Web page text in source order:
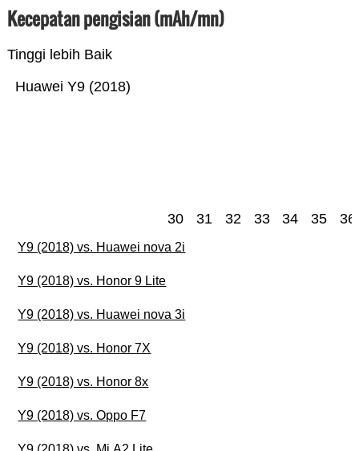
Kecepatan pengisian (mAh/mn)
Tinggi lebih Baik
Huawei Y9 (2018)
30 31 32 33 34 35 36
Y9 (2018) vs. Huawei nova 2i
Y9 (2018) vs. Honor 9 Lite
Y9 (2018) vs. Huawei nova 3i
Y9 (2018) vs. Honor 7X
Y9 (2018) vs. Honor 8x
Y9 (2018) vs. Oppo F7